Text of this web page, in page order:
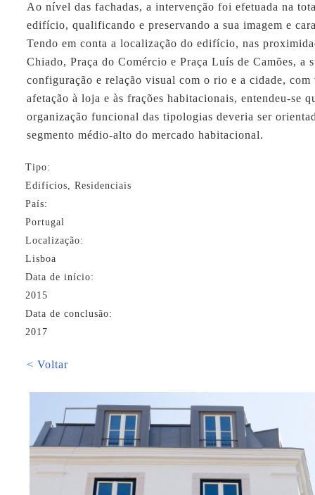
Ao nível das fachadas, a intervenção foi efetuada na
edifício, qualificando e preservando a sua imagem e
Tendo em conta a localização do edifício, nas
Chiado, Praça do Comércio e Praça Luís de Camões, a
configuração e relação visual com o rio e a cidade, com
afetação à loja e às frações habitacionais, entendeu-se
organização funcional das tipologias deveria ser
segmento médio-alto do mercado habitacional.
Tipo:
Edifícios, Residenciais
País:
Portugal
Localização:
Lisboa
Data de início:
2015
Data de conclusão:
2017
< Voltar